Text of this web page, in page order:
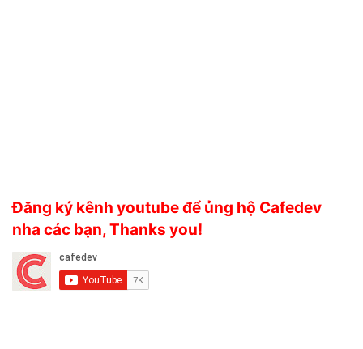
Đăng ký kênh youtube để ủng hộ Cafedev
nha các bạn, Thanks you!